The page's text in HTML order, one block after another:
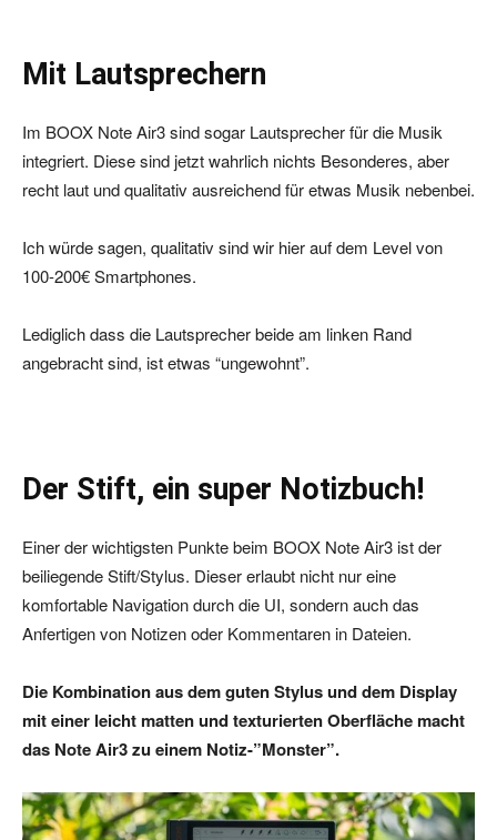
Mit Lautsprechern
Im BOOX Note Air3 sind sogar Lautsprecher für die Musik
integriert. Diese sind jetzt wahrlich nichts Besonderes, aber
recht laut und qualitativ ausreichend für etwas Musik nebenbei.
Ich würde sagen, qualitativ sind wir hier auf dem Level von
100-200€ Smartphones.
Lediglich dass die Lautsprecher beide am linken Rand
angebracht sind, ist etwas “ungewohnt”.
Der Stift, ein super Notizbuch!
Einer der wichtigsten Punkte beim BOOX Note Air3 ist der
beiliegende Stift/Stylus. Dieser erlaubt nicht nur eine
komfortable Navigation durch die UI, sondern auch das
Anfertigen von Notizen oder Kommentaren in Dateien.
Die Kombination aus dem guten Stylus und dem Display
mit einer leicht matten und texturierten Oberfläche macht
das Note Air3 zu einem Notiz-”Monster”.